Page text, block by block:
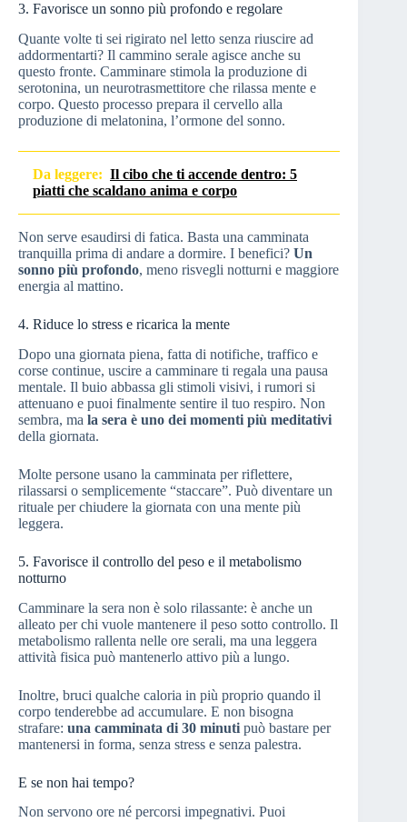
3. Favorisce un sonno più profondo e regolare
Quante volte ti sei rigirato nel letto senza riuscire ad
addormentarti? Il cammino serale agisce anche su
questo fronte. Camminare stimola la produzione di
serotonina, un neurotrasmettitore che rilassa mente e
corpo. Questo processo prepara il cervello alla
produzione di melatonina, l’ormone del sonno.
Da leggere: Il cibo che ti accende dentro: 5
piatti che scaldano anima e corpo
Non serve esaudirsi di fatica. Basta una camminata
tranquilla prima di andare a dormire. I benefici? Un
sonno più profondo, meno risvegli notturni e maggiore
energia al mattino.
4. Riduce lo stress e ricarica la mente
Dopo una giornata piena, fatta di notifiche, traffico e
corse continue, uscire a camminare ti regala una pausa
mentale. Il buio abbassa gli stimoli visivi, i rumori si
attenuano e puoi finalmente sentire il tuo respiro. Non
sembra, ma la sera è uno dei momenti più meditativi
della giornata.
Molte persone usano la camminata per riflettere,
rilassarsi o semplicemente “staccare”. Può diventare un
rituale per chiudere la giornata con una mente più
leggera.
5. Favorisce il controllo del peso e il metabolismo
notturno
Camminare la sera non è solo rilassante: è anche un
alleato per chi vuole mantenere il peso sotto controllo. Il
metabolismo rallenta nelle ore serali, ma una leggera
attività fisica può mantenerlo attivo più a lungo.
Inoltre, bruci qualche caloria in più proprio quando il
corpo tenderebbe ad accumulare. E non bisogna
strafare: una camminata di 30 minuti può bastare per
mantenersi in forma, senza stress e senza palestra.
E se non hai tempo?
Non servono ore né percorsi impegnativi. Puoi